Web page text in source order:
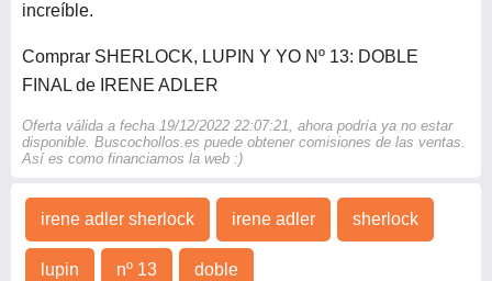
increíble.
Comprar SHERLOCK, LUPIN Y YO Nº 13: DOBLE
FINAL de IRENE ADLER
Oferta válida a fecha 19/12/2022 22:07:21, ahora podría ya no estar
disponible. Buscochollos.es puede obtener comisiones de las ventas.
Así es como financiamos la web :)
irene adler sherlock irene adler sherlock
lupin nº 13 doble